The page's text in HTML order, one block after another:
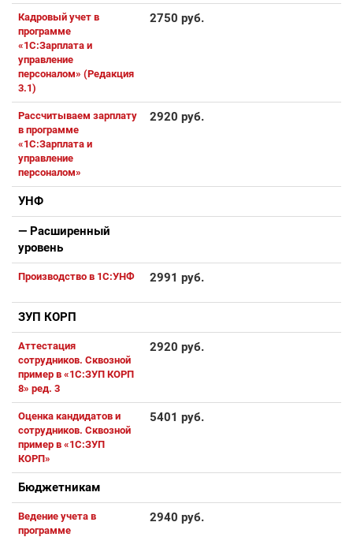
Кадровый учет в
программе
«1С:Зарплата и
управление
персоналом» (Редакция
3.1)
2750 руб.
Рассчитываем зарплату
в программе
«1С:Зарплата и
управление
персоналом»
2920 руб.
УНФ
— Расширенный
уровень
Производство в 1С:УНФ 2991 руб.
ЗУП КОРП
Аттестация
сотрудников. Сквозной
пример в «1С:ЗУП КОРП
8» ред. 3
2920 руб.
Оценка кандидатов и
сотрудников. Сквозной
пример в «1С:ЗУП
КОРП»
5401 руб.
Бюджетникам
Ведение учета в
программе
2940 руб.